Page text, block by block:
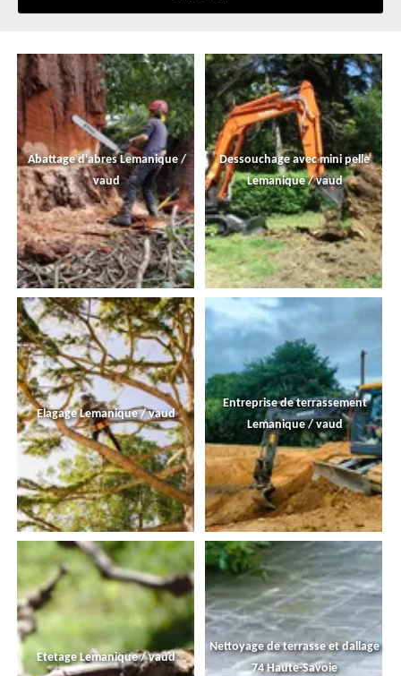
Abattage d'abres Lemanique /
vaud
Dessouchage avec mini pelle
Lemanique / vaud
Elagage Lemanique / vaud
Entreprise de terrassement
Lemanique / vaud
Etetage Lemanique / vaud
Nettoyage de terrasse et dallage
74 Haute-Savoie